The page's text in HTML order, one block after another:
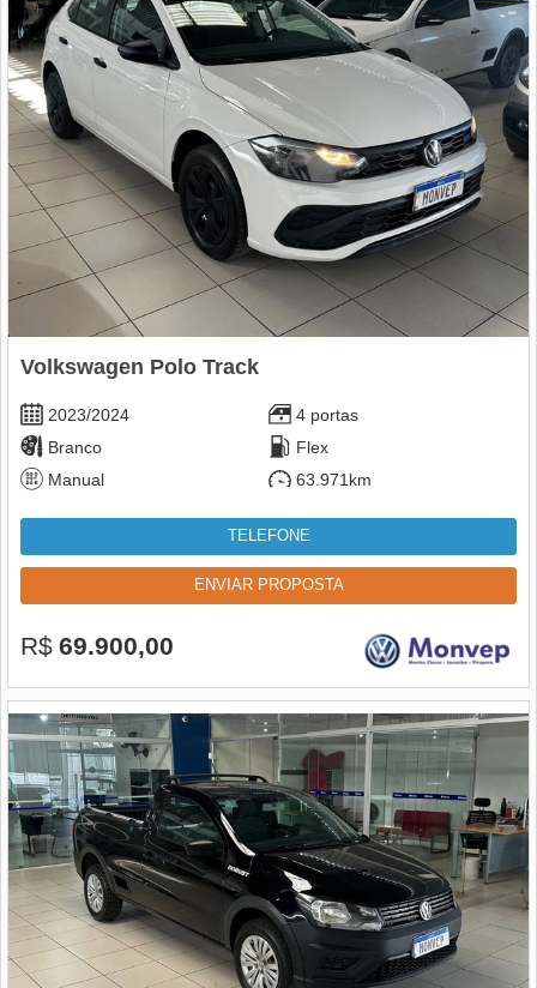
Volkswagen Polo Track
2023/2024
4 portas
Branco
Flex
Manual
63.971km
TELEFONE
ENVIAR PROPOSTA
R$ 69.900,00